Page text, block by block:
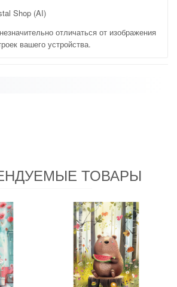
Shop (AI)
отличаться от изображения
вашего устройства.
ТОВАРЫ